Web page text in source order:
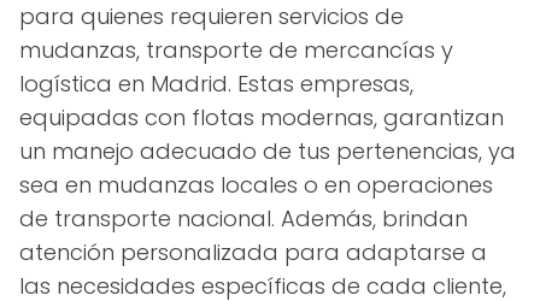
para quienes requieren servicios de
mudanzas, transporte de mercancías y
logística en Madrid. Estas empresas,
equipadas con flotas modernas, garantizan
un manejo adecuado de tus pertenencias, ya
sea en mudanzas locales o en operaciones
de transporte nacional. Además, brindan
atención personalizada para adaptarse a
las necesidades específicas de cada cliente,